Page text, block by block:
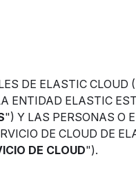
DE ELASTIC CLOUD
ENTIDAD ELASTIC
") Y LAS PERSONAS O
DE CLOUD DE
DE CLOUD").